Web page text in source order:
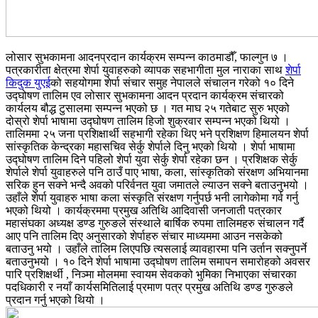
लोसार सुभकामना आदनप्रदान कार्यक्रम सम्पन्न काठमाडौँ, फाल्गुन ७ ।
पत्रकारीता क्षेत्रमा शेर्पा युवाहरुको व्यापक सहभागीता मुल नाराका साथशेर्पा
किदुक युएईको सहयोगमा शेर्पा संचार समुह नेपालले संचालन गरेको १० दिने
उद्घोषण तालिम एव लोसार सुभकामना आदन प्रदान कार्यक्रम संचारको
कार्यलय बौद्ध टुसालमा सम्पन्न भएको छ । गत माघ २५ गतेबाट सुरु भएको
दोस्रो शेर्पा भाषामा उद्घोषण तालिम हिजो शुक्रवार सम्पन्न भएको थियो ।
तालिममा २५ जना प्रशिक्षार्थी सहभागी रहेका थिए भने प्रशिक्षण हिमालयन शेर्पा
सांस्कृतिक केन्द्रका महासचिव सेर्कु शेर्पाले दिनु भएको थियो । शेर्पा भाषामा
उद्घोषण तालिम दिने पहिलो शेर्पा युवा सेर्कु शेर्पा रहेका छन । प्रशिक्षक सेर्कु
शेर्पाले शेर्पा युवाहरुले पनि ठाउँ पाए भाषा, कला, सांस्कृतिको संरक्षण अभियानमा
सरिक हुन सक्ने भन्दै अवको परिर्वनत युवा जमातले ल्याउन सक्ने बताउनुभयो ।
उहाँले शेर्पा युवाहरु भाषा कला संस्कृति संरक्षण गर्नुपर्छ भनी लागेकोमा गर्व गर्नु
भएको थियो । कार्यक्रममा प्रमुख अतिथि आदिवासी जनजाती पत्रकार
महासंघका अध्यक्ष डण्ड गुरुङले संस्थाले बार्षिक रुपमा तालिमहरु संचालन गर्दै
आए पनि तालिम दिए अनुसारको शेर्पाहरु संचार माध्यममा आउन नसकेको
बताउनु भयो । उहाँले तालिम लिएपछि त्यसलाई व्यावहारमा पनि उर्तान सक्नुपर्ने
बताउनुभयो । १० दिने शेर्पा भाषामा उद्घोषण तालिम समापन समारोहको अवसर
पारि प्रशिक्षर्थी , निञ्मा मोलममा स्वायम सेवकको भुमिका निभाएका संचारका
पदधिकारी र नयाँ कार्यसमितिलाई प्रमाण पत्र प्रमुख अतिथि डण्ड गुरुङले
प्रदान गर्नु भएको थियो ।